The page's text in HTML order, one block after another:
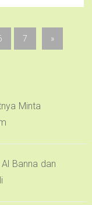
7 »
Minta
Banna dan